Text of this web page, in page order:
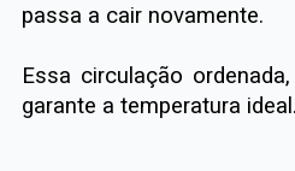
passa a cair novamente.
Essa circulação
garante a temperatura ideal.